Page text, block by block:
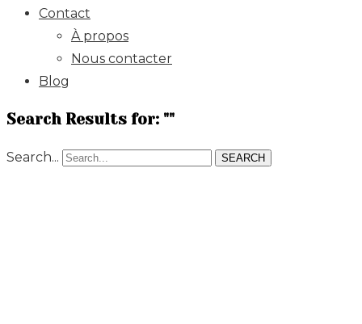
Contact
À propos
Nous contacter
Blog
Search Results for: ""
Search... SEARCH